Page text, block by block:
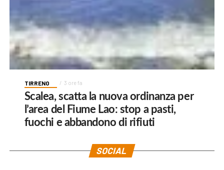
TIRRENO 3 ore fa
Scalea, scatta la nuova ordinanza per
l’area del Fiume Lao: stop a pasti,
fuochi e abbandono di rifiuti
SOCIAL